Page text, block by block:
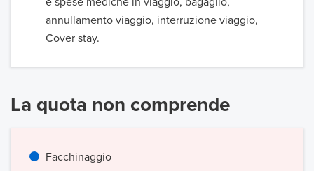
annullamento viaggio, interruzione viaggio,
Cover stay.
La quota non comprende
Facchinaggio